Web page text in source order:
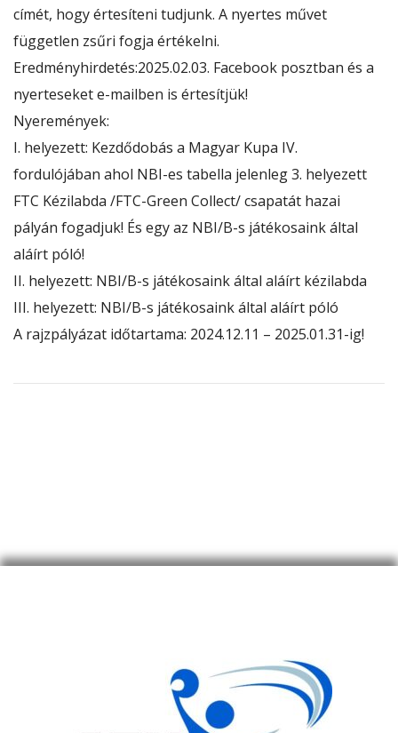
címét, hogy értesíteni tudjunk. A nyertes művet
független zsűri fogja értékelni.
Eredményhirdetés:2025.02.03. Facebook posztban és a
nyerteseket e-mailben is értesítjük!
Nyeremények:
I. helyezett: Kezdődobás a Magyar Kupa IV.
fordulójában ahol NBI-es tabella jelenleg 3. helyezett
FTC Kézilabda /FTC-Green Collect/ csapatát hazai
pályán fogadjuk! És egy az NBI/B-s játékosaink által
aláírt póló!
II. helyezett: NBI/B-s játékosaink által aláírt kézilabda
III. helyezett: NBI/B-s játékosaink által aláírt póló
A rajzpályázat időtartama: 2024.12.11 – 2025.01.31-ig!